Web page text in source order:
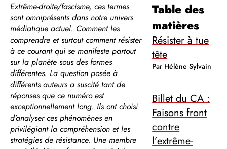
Extrême-droite/fascisme, ces termes
sont omniprésents dans notre univers
médiatique actuel. Comment les
comprendre et surtout comment résister
à ce courant qui se manifeste partout
sur la planète sous des formes
différentes. La question posée à
différents auteurs a suscité tant de
réponses que ce numéro est
exceptionnellement long. Ils ont choisi
d’analyser ces phénomènes en
privilégiant la compréhension et les
stratégies de résistance. Une membre
Table des
matières
Résister à tue
tête
Par Hélène Sylvain
Billet du CA :
Faisons front
contre
l’extrême-